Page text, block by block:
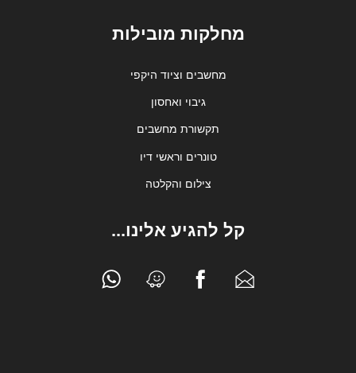
מחלקות מובילות
מחשבים וציוד היקפי
גיבוי ואחסון
תקשורת מחשבים
טונרים וראשי דיו
צילום והקלטה
קל להגיע אלינו...